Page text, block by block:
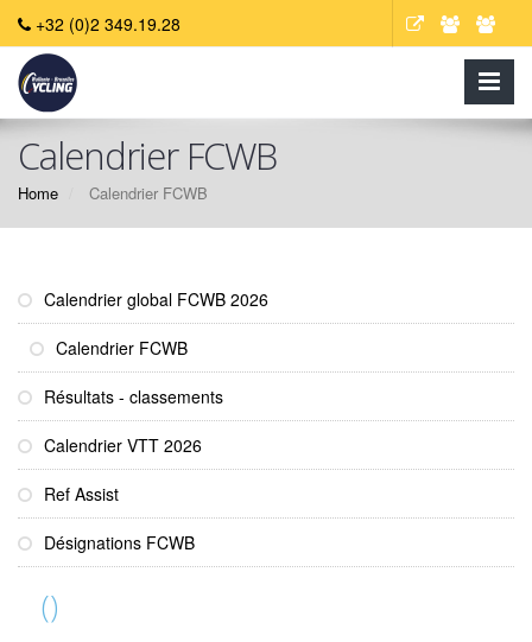
+32 (0)2 349.19.28
Calendrier FCWB
Home Calendrier FCWB
Calendrier global FCWB 2026
Calendrier FCWB
Résultats - classements
Calendrier VTT 2026
Ref Assist
Désignations FCWB
()